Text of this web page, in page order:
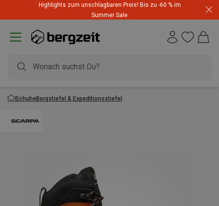
Highlights zum unschlagbaren Preis! Bis zu -60 % im
Summer Sale
SchuheBergstiefel & Expeditionsstiefel